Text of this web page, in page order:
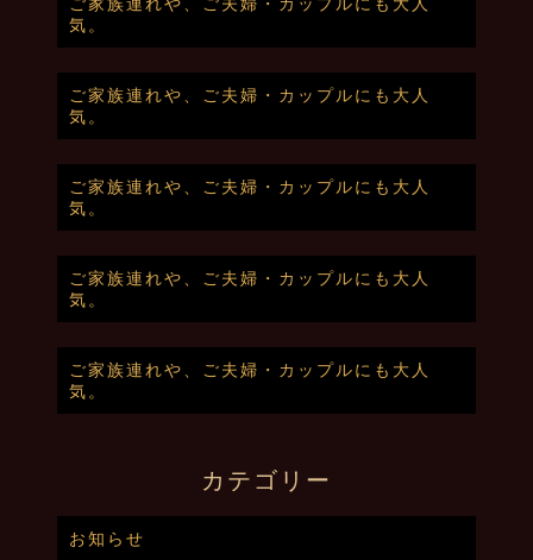
気。
ご家族連れや、ご夫婦・カップルにも大人
気。
ご家族連れや、ご夫婦・カップルにも大人
気。
ご家族連れや、ご夫婦・カップルにも大人
気。
ご家族連れや、ご夫婦・カップルにも大人
気。
カテゴリー
お知らせ